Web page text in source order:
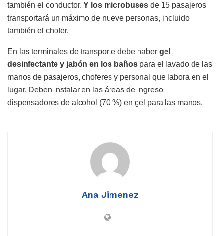
también el conductor. Y los microbuses de 15 pasajeros
transportará un máximo de nueve personas, incluido
también el chofer.
En las terminales de transporte debe haber gel
desinfectante y jabón en los baños para el lavado de las
manos de pasajeros, choferes y personal que labora en el
lugar. Deben instalar en las áreas de ingreso
dispensadores de alcohol (70 %) en gel para las manos.
Ana Jimenez